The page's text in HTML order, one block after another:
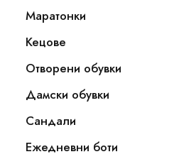
Маратонки
Кецове
Отворени обувки
Дамски обувки
Сандали
Ежедневни боти